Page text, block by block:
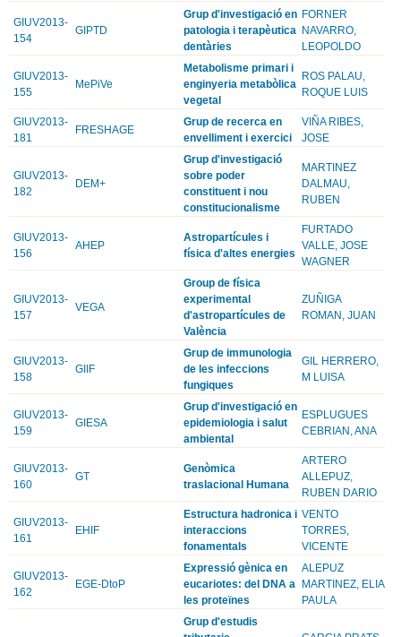
GIUV2013-
154
GIPTD
Grup d'investigació en
patologia i terapèutica
dentàries
FORNER
NAVARRO,
LEOPOLDO
GIUV2013-
155
MePiVe
Metabolisme primari i
enginyeria metabòlica
vegetal
ROS PALAU,
ROQUE LUIS
GIUV2013-
181
FRESHAGE
Grup de recerca en
envelliment i exercici
VIÑA RIBES,
JOSE
GIUV2013-
182
DEM+
Grup d'investigació
sobre poder
constituent i nou
constitucionalisme
MARTINEZ
DALMAU,
RUBEN
GIUV2013-
156
AHEP
Astropartícules i
física d'altes energies
FURTADO
VALLE, JOSE
WAGNER
GIUV2013-
157
VEGA
Group de física
experimental
d'astropartícules de
València
ZUÑIGA
ROMAN, JUAN
GIUV2013-
158
GIIF
Grup de immunologia
de les infeccions
fungiques
GIL HERRERO,
M LUISA
GIUV2013-
159
GIESA
Grup d'investigació en
epidemiologia i salut
ambiental
ESPLUGUES
CEBRIAN, ANA
GIUV2013-
160
GT
Genòmica
traslacional Humana
ARTERO
ALLEPUZ,
RUBEN DARIO
GIUV2013-
161
EHIF
Estructura hadronica i
interaccions
fonamentals
VENTO
TORRES,
VICENTE
GIUV2013-
162
EGE-DtoP
Expressió gènica en
eucariotes: del DNA a
les proteïnes
ALEPUZ
MARTINEZ, ELIA
PAULA
Grup d'estudis